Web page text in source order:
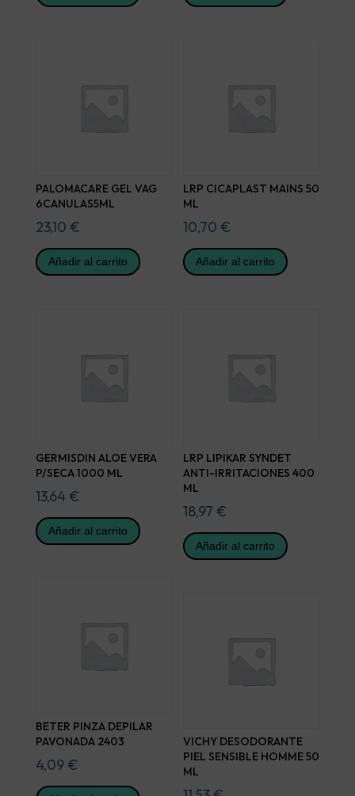
PALOMACARE GEL VAG
6CANULAS5ML
23,10 €
Añadir al carrito
LRP CICAPLAST MAINS 50
ML
10,70 €
Añadir al carrito
GERMISDIN ALOE VERA
P/SECA 1000 ML
13,64 €
Añadir al carrito
LRP LIPIKAR SYNDET
ANTI-IRRITACIONES 400
ML
18,97 €
Añadir al carrito
BETER PINZA DEPILAR
PAVONADA 2403
4,09 €
VICHY DESODORANTE
PIEL SENSIBLE HOMME 50
ML